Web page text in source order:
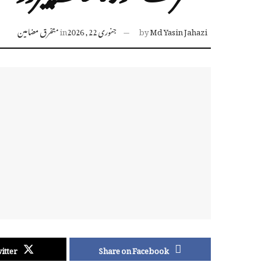
byMd Yasin Jahazi جنوری 22, 2026 inمتفرق مضامین
Share on Facebook